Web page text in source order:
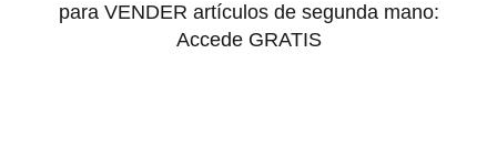
para VENDER artículos de segunda mano:
Accede GRATIS